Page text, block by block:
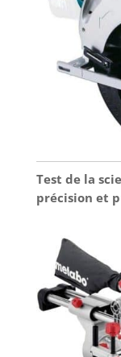
Test de la
précision et